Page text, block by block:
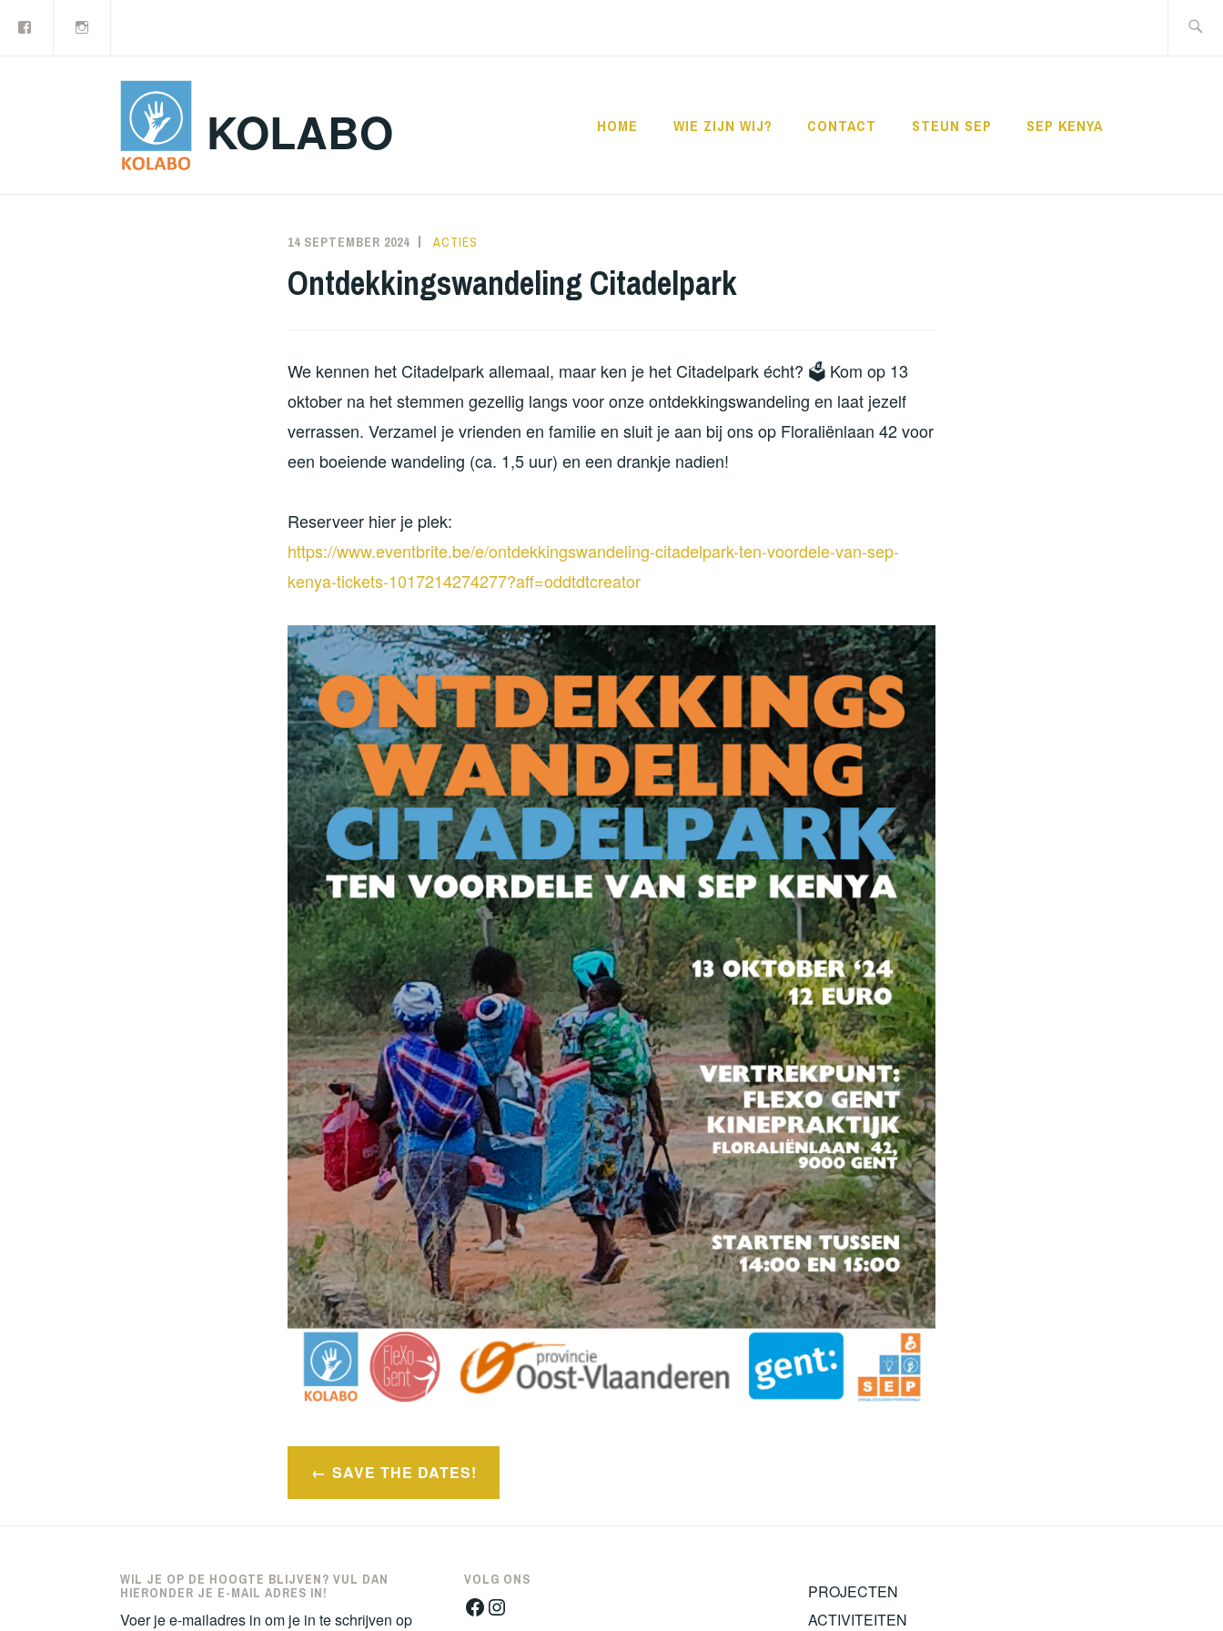
naar
KOLABO HOME WIE ZIJN WIJ? CONTACT STEUN SEP SEP KENYA
14 SEPTEMBER 2024 NORATUTS
ACTIES
Ontdekkingswandeling Citadelpark
We kennen het Citadelpark allemaal, maar ken je het Citadelpark écht? 🗳 Kom op 13
oktober na het stemmen gezellig langs voor onze ontdekkingswandeling en laat jezelf
verrassen. Verzamel je vrienden en familie en sluit je aan bij ons op Floraliënlaan 42 voor
een boeiende wandeling (ca. 1,5 uur) en een drankje nadien!
Reserveer hier je plek:
https://www.eventbrite.be/e/ontdekkingswandeling-citadelpark-ten-voordele-van-sep-
kenya-tickets-1017214274277?aff=oddtdtcreator
Bericht
navigatie
SAVE THE DATES!
WIL JE OP DE HOOGTE BLIJVEN? VUL DAN
HIERONDER JE E-MAIL ADRES IN!
Voer je e-mailadres in om je in te schrijven op
VOLG ONS
Facebook
Instagram
PROJECTEN
ACTIVITEITEN